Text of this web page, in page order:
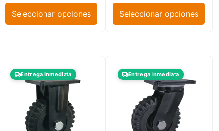
Seleccionar opciones Seleccionar opciones
Entrega Inmediata Entrega Inmediata